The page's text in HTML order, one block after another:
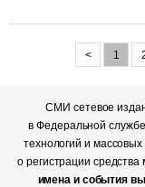
< 1
СМИ сетевое
в Федеральной
технологий и
о регистрации
имена и события